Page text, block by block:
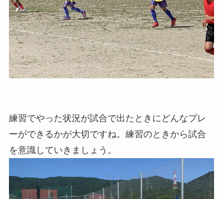
練習でやった状況が試合で出たときにどんなプレ
ーができるかが大切ですね。練習のときから試合
を意識していきましょう。